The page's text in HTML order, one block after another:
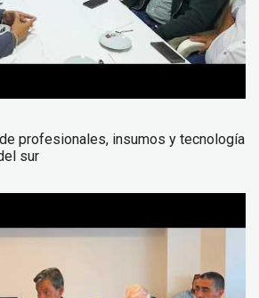
profesionales, insumos y tecnología
sur